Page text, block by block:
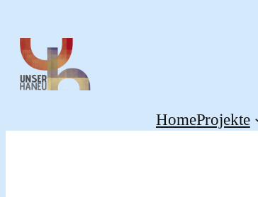
Inhalt
springen
HomeProjekte